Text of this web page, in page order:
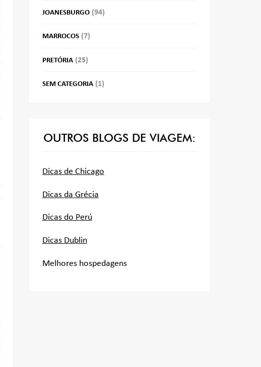
JOANESBURGO (94)
MARROCOS (7)
PRETÓRIA (25)
SEM CATEGORIA (1)
OUTROS BLOGS DE VIAGEM:
Dicas de Chicago
Dicas da Grécia
Dicas do Perú
Dicas Dublin
Melhores hospedagens